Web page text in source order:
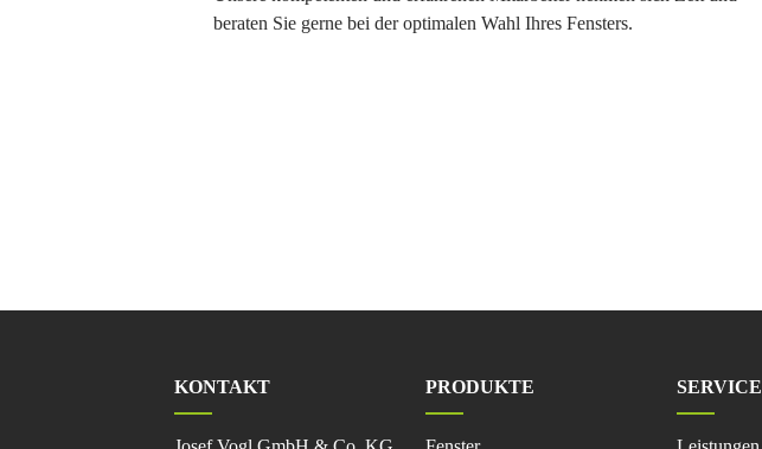
beraten Sie gerne bei der optimalen Wahl Ihres Fensters.
KONTAKT PRODUKTE
Navigation
SERVICE
Navigation